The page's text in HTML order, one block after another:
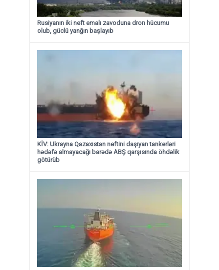
Rusiyanın iki neft emalı zavoduna dron hücumu
olub, güclü yanğın başlayıb
KİV: Ukrayna Qazaxıstan neftini daşıyan tankerləri
hədəfə almayacağı barədə ABŞ qarşısında öhdəlik
götürüb